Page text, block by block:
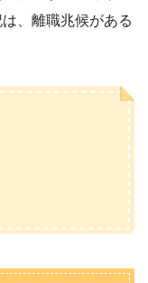
、離職兆候がある